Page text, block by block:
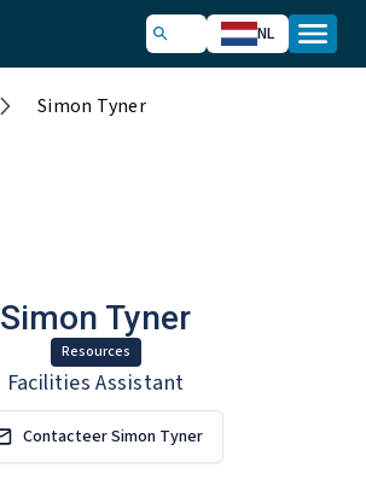
NL
Simon Tyner
Resources
Simon Tyner
Facilities Assistant
Contacteer Simon Tyner